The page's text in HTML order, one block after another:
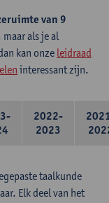
van 9
als je al
kan onze leidraad
interessant zijn.
2022-
2023
taalkunde
Elk deel van het